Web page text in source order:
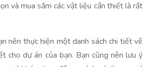
và mua sắm các vật liệu cần thiết là rất
nên thực hiện một danh sách chi tiết về
cho dự án của bạn. Bạn cũng nên lưu ý